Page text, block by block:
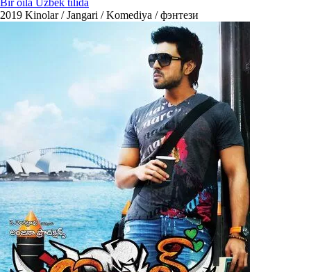
Bir oila Uzbek tilida
2019 Kinolar / Jangari / Komediya / фэнтези